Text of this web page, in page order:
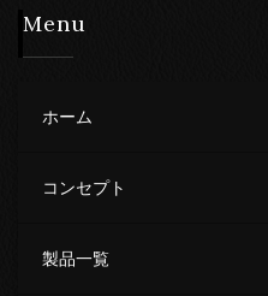
Menu
ホーム
コンセプト
製品一覧